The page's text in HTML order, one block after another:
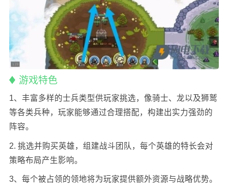
游戏特色
1、丰富多样的士兵类型供玩家挑选，像骑士、龙以及狮鹫
等各类兵种，玩家能够通过合理搭配，构建出实力强劲的
阵容。
2. 挑选并购买英雄，组建战斗团队，每个英雄的特长会对
策略布局产生影响。
3、每个被占领的领地将为玩家提供额外资源与战略优势。